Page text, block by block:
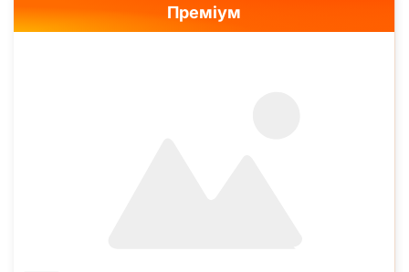
Преміум